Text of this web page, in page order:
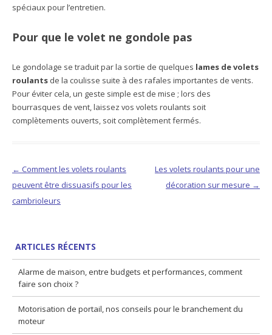
spéciaux pour l’entretien.
Pour que le volet ne gondole pas
Le gondolage se traduit par la sortie de quelques lames de volets
roulants de la coulisse suite à des rafales importantes de vents.
Pour éviter cela, un geste simple est de mise ; lors des
bourrasques de vent, laissez vos volets roulants soit
complètements ouverts, soit complètement fermés.
Navigation des articles
← Comment les volets roulants
peuvent être dissuasifs pour les
cambrioleurs
Les volets roulants pour une
décoration sur mesure →
ARTICLES RÉCENTS
Alarme de maison, entre budgets et performances, comment
faire son choix ?
Motorisation de portail, nos conseils pour le branchement du
moteur